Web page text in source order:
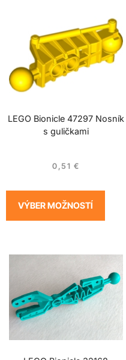
LEGO Bionicle 47297 Nosník
s guličkami
0,51 €
VÝBER MOŽNOSTÍ